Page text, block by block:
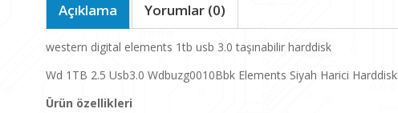
Açıklama Yorumlar (0)
western digital elements 1tb usb 3.0 taşınabilir harddisk
Wd 1TB 2.5 Usb3.0 Wdbuzg0010Bbk Elements Siyah Harici Harddisk
Ürün özellikleri